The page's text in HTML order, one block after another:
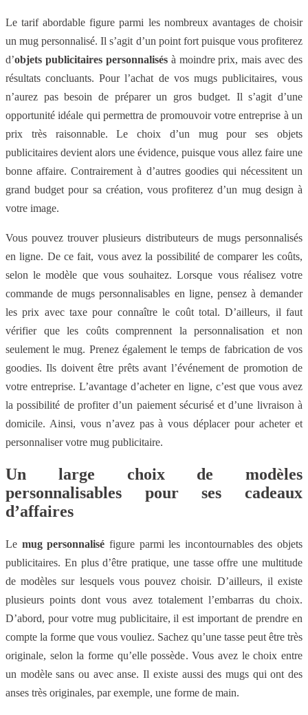
Le tarif abordable figure parmi les nombreux avantages de choisir
un mug personnalisé. Il s’agit d’un point fort puisque vous profiterez
d’objets publicitaires personnalisés à moindre prix, mais avec des
résultats concluants. Pour l’achat de vos mugs publicitaires, vous
n’aurez pas besoin de préparer un gros budget. Il s’agit d’une
opportunité idéale qui permettra de promouvoir votre entreprise à un
prix très raisonnable. Le choix d’un mug pour ses objets
publicitaires devient alors une évidence, puisque vous allez faire une
bonne affaire. Contrairement à d’autres goodies qui nécessitent un
grand budget pour sa création, vous profiterez d’un mug design à
votre image.
Vous pouvez trouver plusieurs distributeurs de mugs personnalisés
en ligne. De ce fait, vous avez la possibilité de comparer les coûts,
selon le modèle que vous souhaitez. Lorsque vous réalisez votre
commande de mugs personnalisables en ligne, pensez à demander
les prix avec taxe pour connaître le coût total. D’ailleurs, il faut
vérifier que les coûts comprennent la personnalisation et non
seulement le mug. Prenez également le temps de fabrication de vos
goodies. Ils doivent être prêts avant l’événement de promotion de
votre entreprise. L’avantage d’acheter en ligne, c’est que vous avez
la possibilité de profiter d’un paiement sécurisé et d’une livraison à
domicile. Ainsi, vous n’avez pas à vous déplacer pour acheter et
personnaliser votre mug publicitaire.
Un large choix de modèles
personnalisables pour ses cadeaux
d’affaires
Le mug personnalisé figure parmi les incontournables des objets
publicitaires. En plus d’être pratique, une tasse offre une multitude
de modèles sur lesquels vous pouvez choisir. D’ailleurs, il existe
plusieurs points dont vous avez totalement l’embarras du choix.
D’abord, pour votre mug publicitaire, il est important de prendre en
compte la forme que vous vouliez. Sachez qu’une tasse peut être très
originale, selon la forme qu’elle possède. Vous avez le choix entre
un modèle sans ou avec anse. Il existe aussi des mugs qui ont des
anses très originales, par exemple, une forme de main.